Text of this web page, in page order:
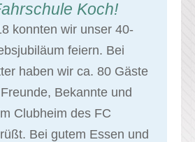
Koch!
konnten wir unser 40-
feiern. Bei
haben wir ca. 80 Gäste
Bekannte und
Clubheim des FC
Bei gutem Essen und